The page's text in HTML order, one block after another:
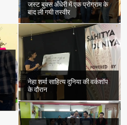
जस्ट बुक्स अँधेरी में एक प्रोग्राम के
बाद ली गयी तस्वीर
नेहा शर्मा साहित्य दुनिया की वर्कशॉप
के दौरान